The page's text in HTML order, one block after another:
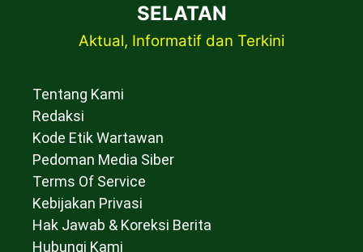
SELATAN
Aktual, Informatif dan Terkini
Tentang Kami
Redaksi
Kode Etik Wartawan
Pedoman Media Siber
Terms Of Service
Kebijakan Privasi
Hak Jawab & Koreksi Berita
Hubungi Kami